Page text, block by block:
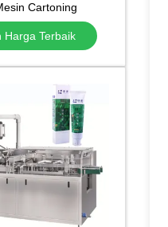
Cartoning
Tabung
Botol
Harga Terbaik